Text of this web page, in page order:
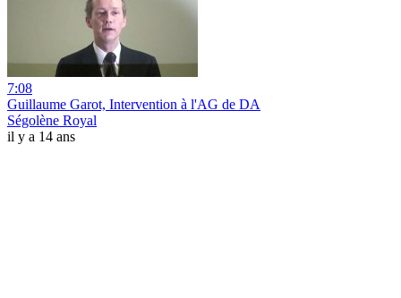
7:08
Guillaume Garot, Intervention à l'AG de DA
Ségolène Royal
il y a 14 ans